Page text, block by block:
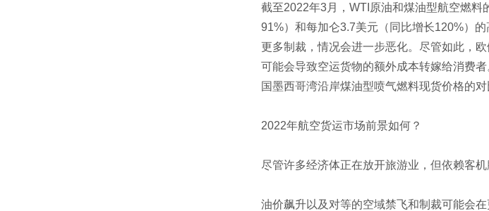
截至2022年3月，WTI原油和煤油型航空燃
91%）和每加仑3.7美元（同比增长120%）
更多制裁，情况会进一步恶化。尽管如此，
可能会导致空运货物的额外成本转嫁给消费
国墨西哥湾沿岸煤油型喷气燃料现货价格的对
2022年航空货运市场前景如何？
尽管许多经济体正在放开旅游业，但依赖客
油价飙升以及对等的空域禁飞和制裁可能会